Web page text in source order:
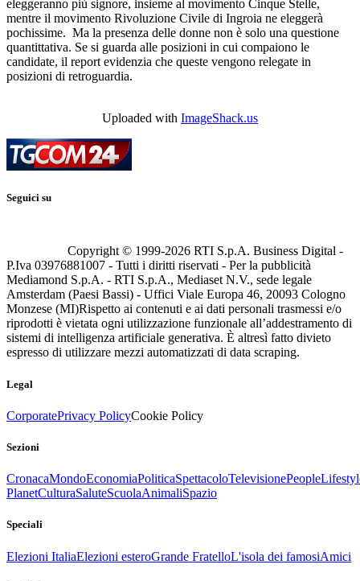
eleggeranno più signore, insieme al movimento Cinque Stelle,
mentre il movimento Rivoluzione Civile di Ingroia ne eleggerà
pochissime. Ma la presenza delle donne non è solo una questione
quantittativa. Se si guarda alle posizioni in cui compaiono le
candidate, il report evidenzia che queste vengono relegate in
posizioni di retroguardia.
Uploaded with ImageShack.us
Seguici su
Copyright © 1999-2026 RTI S.p.A. Business Digital -
P.Iva 03976881007 - Tutti i diritti riservati - Per la pubblicità
Mediamond S.p.A. - RTI S.p.A., Mediaset N.V., sede legale
Amsterdam (Paesi Bassi) - Uffici Viale Europa 46, 20093 Cologno
Monzese (MI)Rispetto ai contenuti e ai dati personali trasmessi e/o
riprodotti è vietata ogni utilizzazione funzionale all’addestramento di
sistemi di intelligenza artificiale generativa. È altresì fatto divieto
espresso di utilizzare mezzi automatizzati di data scraping.
Legal
CorporatePrivacy PolicyCookie Policy
Sezioni
CronacaMondoEconomiaPoliticaSpettacoloTelevisionePeople
PlanetCulturaSaluteScuolaAnimaliSpazio
Speciali
Elezioni ItaliaElezioni esteroGrande FratelloL'isola dei famosiAmici